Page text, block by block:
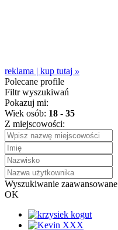
reklama | kup tutaj »
Polecane profile
Filtr wyszukiwań
Pokazuj mi:
Wiek osób: 18 - 35
Z miejscowości:
Wyszukiwanie zaawansowane
OK